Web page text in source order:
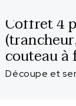
Coffret 4
couteau
Découpe et